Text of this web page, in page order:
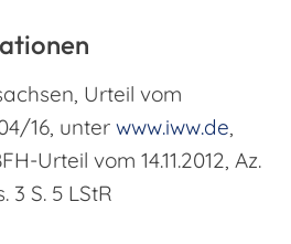
Urteil vom
16, unter www.iww.de,
Urteil vom 14.11.2012, Az.
3 S. 5 LStR